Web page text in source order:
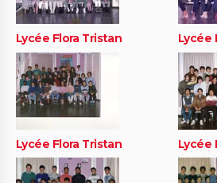
Lycée Flora Tristan Lycée
Lycée Flora Tristan Lycée